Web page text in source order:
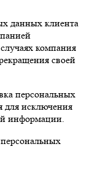
данных клиента
компания
своей
персональных
для исключения
информации.